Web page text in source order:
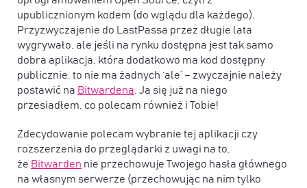
upublicznionym kodem (do wglądu dla każdego).
Przyzwyczajenie do LastPassa przez długie lata
wygrywało, ale jeśli na rynku dostępna jest tak samo
dobra aplikacja, która dodatkowo ma kod dostępny
publicznie, to nie ma żadnych ‘ale’ – zwyczajnie należy
postawić na Bitwardena. Ja się już na niego
przesiadłem, co polecam również i Tobie!
Zdecydowanie polecam wybranie tej aplikacji czy
rozszerzenia do przeglądarki z uwagi na to,
że Bitwarden nie przechowuje Twojego hasła głównego
na własnym serwerze (przechowując na nim tylko